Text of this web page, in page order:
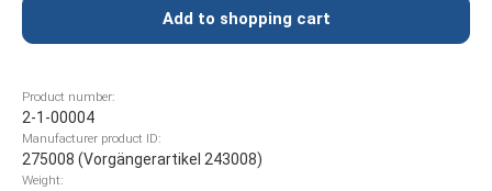
Add to shopping cart
Product number:
2-1-00004
Manufacturer product ID:
275008 (Vorgängerartikel 243008)
Weight: